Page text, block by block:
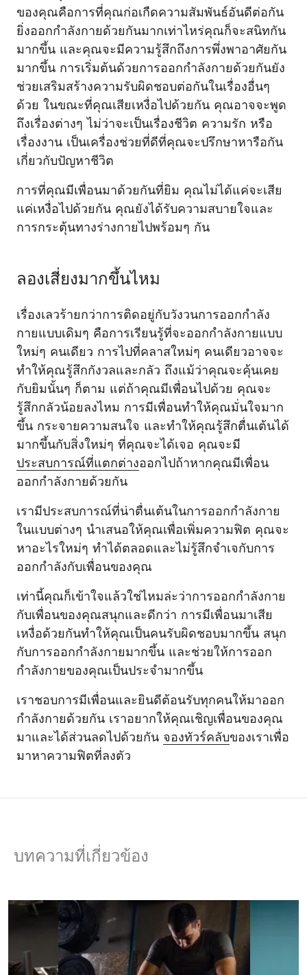
ของคุณคือการที่คุณก่อเกืดความสัมพันธ์อันดีต่อกัน
ยิ่งออกกำลังกายด้วยกันมากเท่าไหร่คุณก็จะสนิทกัน
มากขึ้น และคุณจะมีความรู้สึกถึงการพึ่งพาอาศัยกัน
มากขึ้น การเริ่มต้นด้วยการออกกำลังกายด้วยกันยัง
ช่วยเสริมสร้างความรับผิดชอบต่อกันในเรื่องอื่นๆ
ด้วย ในขณะที่คุณเสียเหงื่อไปด้วยกัน คุณอาจจะพูด
ถึงเรื่องต่างๆ ไม่ว่าจะเป็นเรื่องชีวิต ความรัก หรือ
เรื่องงาน เป็นเครื่องช่วยที่ดีที่คุณจะปรึกษาหารือกัน
เกี่ยวกับปัญหาชีวิต
การที่คุณมีเพื่อนมาด้วยกันที่ยิม คุณไม่ได้แค่จะเสีย
แค่เหงื่อไปด้วยกัน คุณยังได้รับความสบายใจและ
การกระตุ้นทางร่างกายไปพร้อมๆ กัน
ลองเสี่ยงมากขึ้นไหม
เรื่องเลวร้ายกว่าการติดอยู่กับวังวนการออกกำลัง
กายแบบเดิมๆ คือการเรียนรู้ที่จะออกกำลังกายแบบ
ใหม่ๆ คนเดียว การไปที่คลาสใหม่ๆ คนเดียวอาจจะ
ทำให้คุณรู้สึกกังวลและกลัว ถึงแม้ว่าคุณจะคุ้นเคย
กับยิมนั้นๆ ก็ตาม แต่ถ้าคุณมีเพื่อนไปด้วย คุณจะ
รู้สึกกลัวน้อยลงไหม การมีเพื่อนทำให้คุณมั่นใจมาก
ขึ้น กระจายความสนใจ และทำให้คุณรู้สึกตื่นเต้นได้
มากขึ้นกับสิ่งใหม่ๆ ที่คุณจะได้เจอ คุณจะมี
ประสบการณ์ที่แตกต่างออกไปถ้าหากคุณมีเพื่อน
ออกกำลังกายด้วยกัน
เรามีประสบการณ์ที่น่าตื่นเต้นในการออกกำลังกาย
ในแบบต่างๆ นำเสนอให้คุณเพื่อเพิ่มความฟิต คุณจะ
หาอะไรใหม่ๆ ทำได้ตลอดและไม่รู้สึกจำเจกับการ
ออกกำลังกับเพื่อนของคุณ
เท่านี้คุณก็เข้าใจแล้วใช่ไหมล่ะว่าการออกกำลังกาย
กับเพื่อนของคุณสนุกและดีกว่า การมีเพื่อนมาเสีย
เหงื่อด้วยกันทำให้คุณเป็นคนรับผิดชอบมากขึ้น สนุก
กับการออกกำลังกายมากขึ้น และช่วยให้การออก
กำลังกายของคุณเป็นประจำมากขึ้น
เราชอบการมีเพื่อนและยินดีต้อนรับทุกคนให้มาออก
กำลังกายด้วยกัน เราอยากให้คุณเชิญเพื่อนของคุณ
มาและได้ส่วนลดไปด้วยกัน จองทัวร์คลับของเราเพื่อ
มาหาความฟิตที่ลงตัว
บทความที่เกี่ยวข้อง